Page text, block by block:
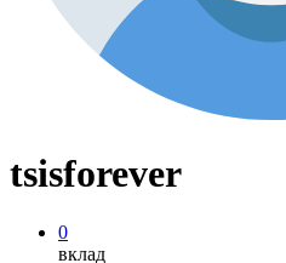
tsisforever
0
вклад